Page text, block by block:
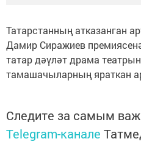
Татарстанның атказанган
Дамир Сиражиев
татар дәүләт драма
тамашачыларның яраткан
Следите за самым
Telegram-канале